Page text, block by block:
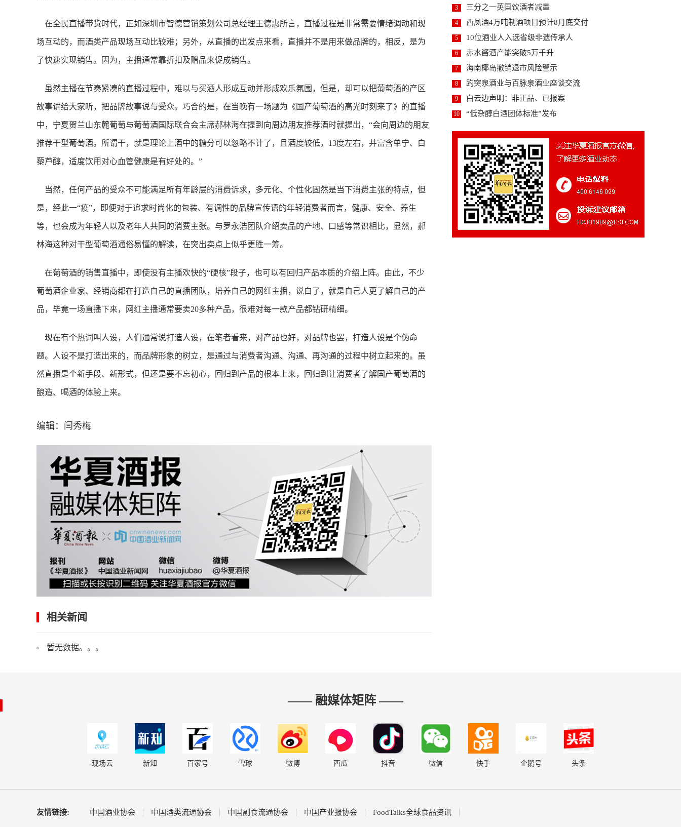
在全民直播带货时代，正如深圳市智德营销策划公司总经理王德惠所言，直播过程是非常需要情绪调动和现
场互动的，而酒类产品现场互动比较难；另外，从直播的出发点来看，直播并不是用来做品牌的，相反，是为
了快速实现销售。因为，主播通常靠折扣及赠品来促成销售。
虽然主播在节奏紧凑的直播过程中，难以与买酒人形成互动并形成欢乐氛围，但是，却可以把葡萄酒的产区
故事讲给大家听，把品牌故事说与受众。巧合的是，在当晚有一场题为《国产葡萄酒的高光时刻来了》的直播
中，宁夏贺兰山东麓葡萄与葡萄酒国际联合会主席郝林海在提到向周边朋友推荐酒时就提出，“会向周边的朋友
推荐干型葡萄酒。所谓干，就是理论上酒中的糖分可以忽略不计了，且酒度较低，13度左右，并富含单宁、白
藜芦醇，适度饮用对心血管健康是有好处的。”
当然，任何产品的受众不可能满足所有年龄层的消费诉求，多元化、个性化固然是当下消费主张的特点，但
是，经此一“疫”，即便对于追求时尚化的包装、有调性的品牌宣传语的年轻消费者而言，健康、安全、养生
等，也会成为年轻人以及老年人共同的消费主张。与罗永浩团队介绍卖品的产地、口感等常识相比，显然，郝
林海这种对干型葡萄酒通俗易懂的解读，在突出卖点上似乎更胜一筹。
在葡萄酒的销售直播中，即使没有主播欢快的“硬核”段子，也可以有回归产品本质的介绍上阵。由此，不少
葡萄酒企业家、经销商都在打造自己的直播团队，培养自己的网红主播，说白了，就是自己人更了解自己的产
品，毕竟一场直播下来，网红主播通常要卖20多种产品，很难对每一款产品都钻研精细。
现在有个热词叫人设，人们通常说打造人设，在笔者看来，对产品也好，对品牌也罢，打造人设是个伪命
题。人设不是打造出来的，而品牌形象的树立，是通过与消费者沟通、沟通、再沟通的过程中树立起来的。虽
然直播是个新手段、新形式，但还是要不忘初心，回归到产品的根本上来，回归到让消费者了解国产葡萄酒的
酿造、喝酒的体验上来。
编辑：闫秀梅
相关新闻
暂无数据。。。
3 三分之一英国饮酒者减量
4 西凤酒4万吨制酒项目预计8月底交付
5 10位酒业人入选省级非遗传承人
6 赤水酱酒产能突破5万千升
7 海南椰岛撤销退市风险警示
8 趵突泉酒业与百脉泉酒业座谈交流
9 白云边声明：非正品、已报案
10 “低杂醇白酒团体标准”发布
—— 融媒体矩阵 ——
现场云 新知 百家号 雪球 微博 西瓜 抖音 微信 快手 企鹅号 头条
友情链接: 中国酒业协会 中国酒类流通协会 中国副食流通协会 中国产业报协会 FoodTalks全球食品资讯